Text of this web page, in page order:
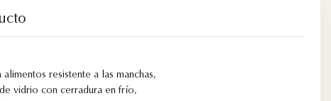
resistente a las manchas,
vidrio con cerradura en frío,